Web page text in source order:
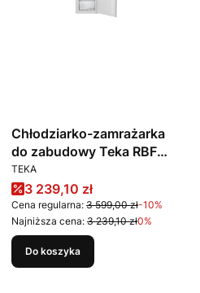
Chłodziarko-zamrażarka
do zabudowy Teka RBF
73351 FI WH
PRODUCENT
TEKA
Cena promocyjna
3 239,10 zł
Cena regularna: 3 599,00 zł-10%
Najniższa cena: 3 239,10 zł0%
Do koszyka